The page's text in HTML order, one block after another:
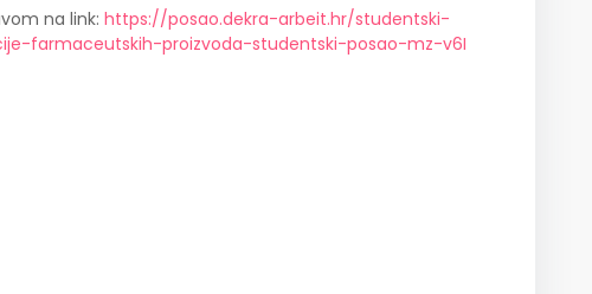
na link: https://posao.dekra-arbeit.hr/studentski-
farmaceutskih-proizvoda-studentski-posao-mz-v6I